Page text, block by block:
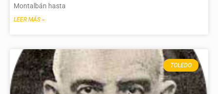
Montalbán hasta
LEER MÁS »
TOLEDO